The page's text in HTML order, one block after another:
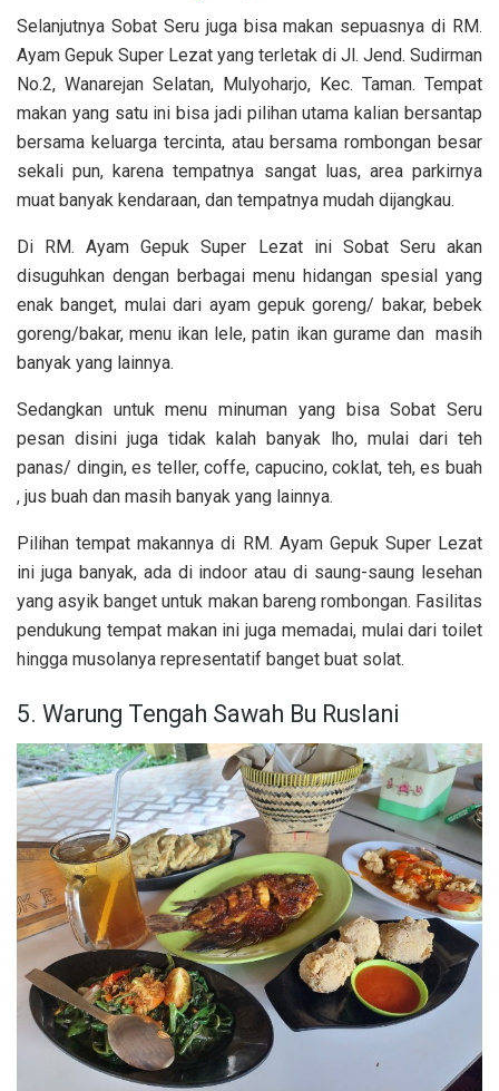
Selanjutnya Sobat Seru juga bisa makan sepuasnya di RM.
Ayam Gepuk Super Lezat yang terletak di Jl. Jend. Sudirman
No.2, Wanarejan Selatan, Mulyoharjo, Kec. Taman. Tempat
makan yang satu ini bisa jadi pilihan utama kalian bersantap
bersama keluarga tercinta, atau bersama rombongan besar
sekali pun, karena tempatnya sangat luas, area parkirnya
muat banyak kendaraan, dan tempatnya mudah dijangkau.
Di RM. Ayam Gepuk Super Lezat ini Sobat Seru akan
disuguhkan dengan berbagai menu hidangan spesial yang
enak banget, mulai dari ayam gepuk goreng/ bakar, bebek
goreng/bakar, menu ikan lele, patin ikan gurame dan masih
banyak yang lainnya.
Sedangkan untuk menu minuman yang bisa Sobat Seru
pesan disini juga tidak kalah banyak lho, mulai dari teh
panas/ dingin, es teller, coffe, capucino, coklat, teh, es buah
, jus buah dan masih banyak yang lainnya.
Pilihan tempat makannya di RM. Ayam Gepuk Super Lezat
ini juga banyak, ada di indoor atau di saung-saung lesehan
yang asyik banget untuk makan bareng rombongan. Fasilitas
pendukung tempat makan ini juga memadai, mulai dari toilet
hingga musolanya representatif banget buat solat.
5. Warung Tengah Sawah Bu Ruslani